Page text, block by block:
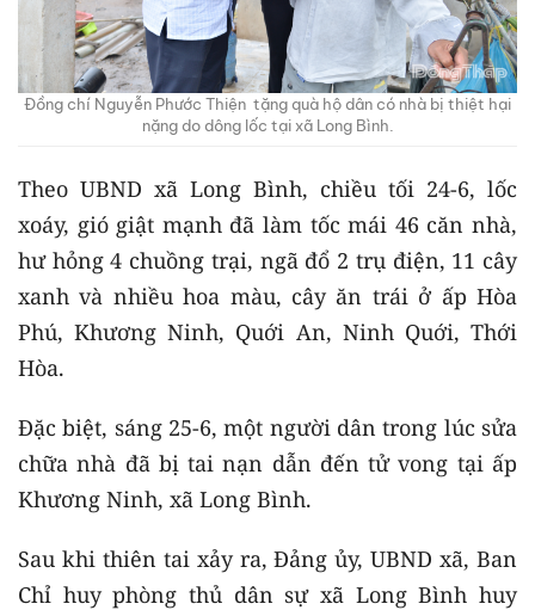
Đồng chí Nguyễn Phước Thiện tặng quà hộ dân có nhà bị thiệt hại
nặng do dông lốc tại xã Long Bình.
Theo UBND xã Long Bình, chiều tối 24-6, lốc
xoáy, gió giật mạnh đã làm tốc mái 46 căn nhà,
hư hỏng 4 chuồng trại, ngã đổ 2 trụ điện, 11 cây
xanh và nhiều hoa màu, cây ăn trái ở ấp Hòa
Phú, Khương Ninh, Quới An, Ninh Quới, Thới
Hòa.
Đặc biệt, sáng 25-6, một người dân trong lúc sửa
chữa nhà đã bị tai nạn dẫn đến tử vong tại ấp
Khương Ninh, xã Long Bình.
Sau khi thiên tai xảy ra, Đảng ủy, UBND xã, Ban
Chỉ huy phòng thủ dân sự xã Long Bình huy